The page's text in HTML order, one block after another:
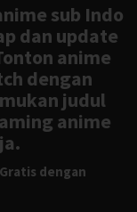
sub Indo
dan update
anime
dengan
judul
anime
dengan